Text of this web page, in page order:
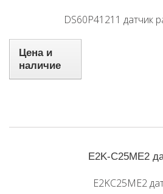
DS60P41211 датчик
Цена и
наличие
E2K-C25ME2
E2KC25ME2